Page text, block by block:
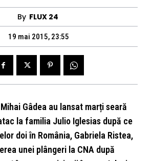
By FLUX 24
19 mai 2015, 23:55
Gâdea au lansat marți seară
la familia Julio Iglesias după ce
doi în România, Gabriela Ristea,
unei plângeri la CNA după